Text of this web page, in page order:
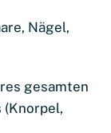
Nägel,
gesamten
(Knorpel,